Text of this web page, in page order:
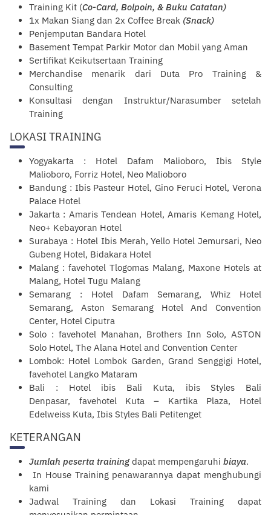
Training Kit (Co-Card, Bolpoin, & Buku Catatan)
1x Makan Siang dan 2x Coffee Break (Snack)
Penjemputan Bandara Hotel
Basement Tempat Parkir Motor dan Mobil yang Aman
Sertifikat Keikutsertaan Training
Merchandise menarik dari Duta Pro Training &
Consulting
Konsultasi dengan Instruktur/Narasumber setelah
Training
LOKASI TRAINING
Yogyakarta : Hotel Dafam Malioboro, Ibis Style
Malioboro, Forriz Hotel, Neo Malioboro
Bandung : Ibis Pasteur Hotel, Gino Feruci Hotel, Verona
Palace Hotel
Jakarta : Amaris Tendean Hotel, Amaris Kemang Hotel,
Neo+ Kebayoran Hotel
Surabaya : Hotel Ibis Merah, Yello Hotel Jemursari, Neo
Gubeng Hotel, Bidakara Hotel
Malang : favehotel Tlogomas Malang, Maxone Hotels at
Malang, Hotel Tugu Malang
Semarang : Hotel Dafam Semarang, Whiz Hotel
Semarang, Aston Semarang Hotel And Convention
Center, Hotel Ciputra
Solo : favehotel Manahan, Brothers Inn Solo, ASTON
Solo Hotel, The Alana Hotel and Convention Center
Lombok: Hotel Lombok Garden, Grand Senggigi Hotel,
favehotel Langko Mataram
Bali : Hotel ibis Bali Kuta, ibis Styles Bali
Denpasar, favehotel Kuta – Kartika Plaza, Hotel
Edelweiss Kuta, Ibis Styles Bali Petitenget
KETERANGAN
Jumlah peserta trainingdapat mempengaruhi biaya.
In House Training penawarannya dapat menghubungi
kami
Jadwal Training dan Lokasi Training dapat